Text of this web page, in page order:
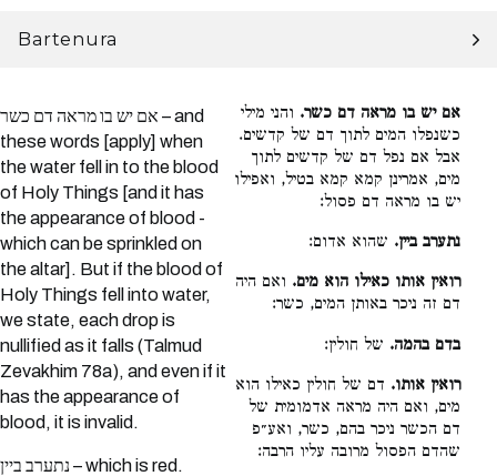
Bartenura
אם יש בו מראה דם כשר – and
these words [apply] when
the water fell in to the blood
of Holy Things [and it has
the appearance of blood -
which can be sprinkled on
the altar]. But if the blood of
Holy Things fell into water,
we state, each drop is
nullified as it falls (Talmud
Zevakhim 78a), and even if it
has the appearance of
blood, it is invalid.
נתערב ביין – which is red.
אם יש בו מראה דם כשר. והני מילי
כשנפלו המים לתוך דם של קדשים.
אבל אם נפל דם של קדשים לתוך
מים, אמרינן קמא קמא בטיל, ואפילו
יש בו מראה דם פסול:
נתערב ביין. שהוא אדום:
רואין אותו כאילו הוא מים. ואם היה
דם זה ניכר באותן המים, כשר:
בדם בהמה. של חולין:
רואין אותו. דם של חולין כאילו הוא
מים, ואם היה מראה אדמומית של
דם הכשר ניכר בהם, כשר, ואע״פ
שהדם הפסול מרובה עליו הרבה: